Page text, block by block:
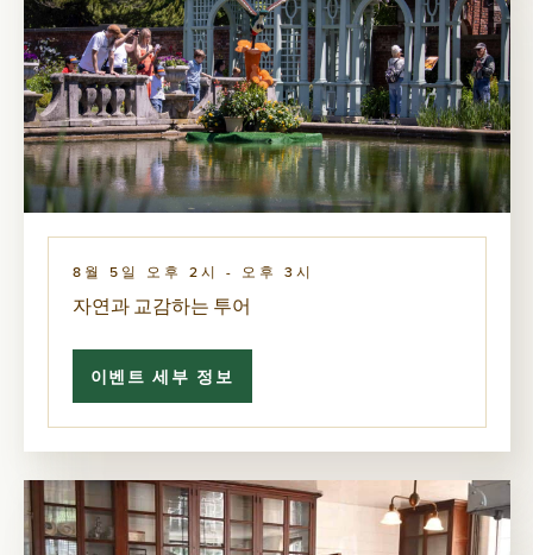
8월 5일 오후 2시 - 오후 3시
자연과 교감하는 투어
이벤트 세부 정보
과
교
하
는
투
어